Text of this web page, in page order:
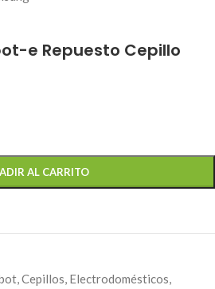
e Repuesto Cepillo
AL CARRITO
,Cepillos, Electrodomésticos,